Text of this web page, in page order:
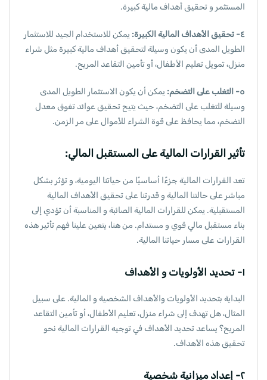
المستثمر و تحقيق أهداف مالية كبيرة.
٤- تحقيق الأهداف المالية الكبيرة:
يمكن للاستخدام الجيد للاستثمار
الطويل المدى أن يكون وسيلة لتحقيق أهداف مالية كبيرة مثل شراء
منزل، تمويل تعليم الأطفال، أو تأمين التقاعد المريح.
٥- التغلب على التضخم:
يمكن أن يكون الاستثمار الطويل المدى
وسيلة للتغلب على التضخم، حيث يتيح تحقيق عوائد تفوق معدل
التضخم، مما يحافظ على قوة الشراء للأموال على مر الزمن.
تأثير القرارات المالية على المستقبل المالي:
تعد القرارات المالية جزءًا أساسيًا من حياتنا اليومية، و تؤثر بشكل
مباشر على حالتنا المالية و قدرتنا على تحقيق الأهداف المالية
المستقبلية. يمكن للقرارات المالية الصائبة و المناسبة أن تؤدي إلى
بناء مستقبل مالي قوي و مستدام. من هنا، يتعين علينا فهم تأثير هذه
القرارات على مسار حياتنا المالية.
١- تحديد الأولويات و الأهداف
البداية بتحديد الأولويات والأهداف الشخصية و المالية. على سبيل
المثال، هل تهدف إلى شراء منزل، تعليم الأطفال، أو تأمين التقاعد
المريح؟ يساعد تحديد الأهداف في توجيه القرارات المالية نحو
تحقيق هذه الأهداف.
٢- إعداد ميزانية شخصية